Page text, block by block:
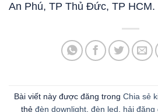
An Phú, TP Thủ Đức, TP HCM.
Bài viết này được đăng trong Chia sẻ
thẻ đèn downlight, đèn led hải đăng